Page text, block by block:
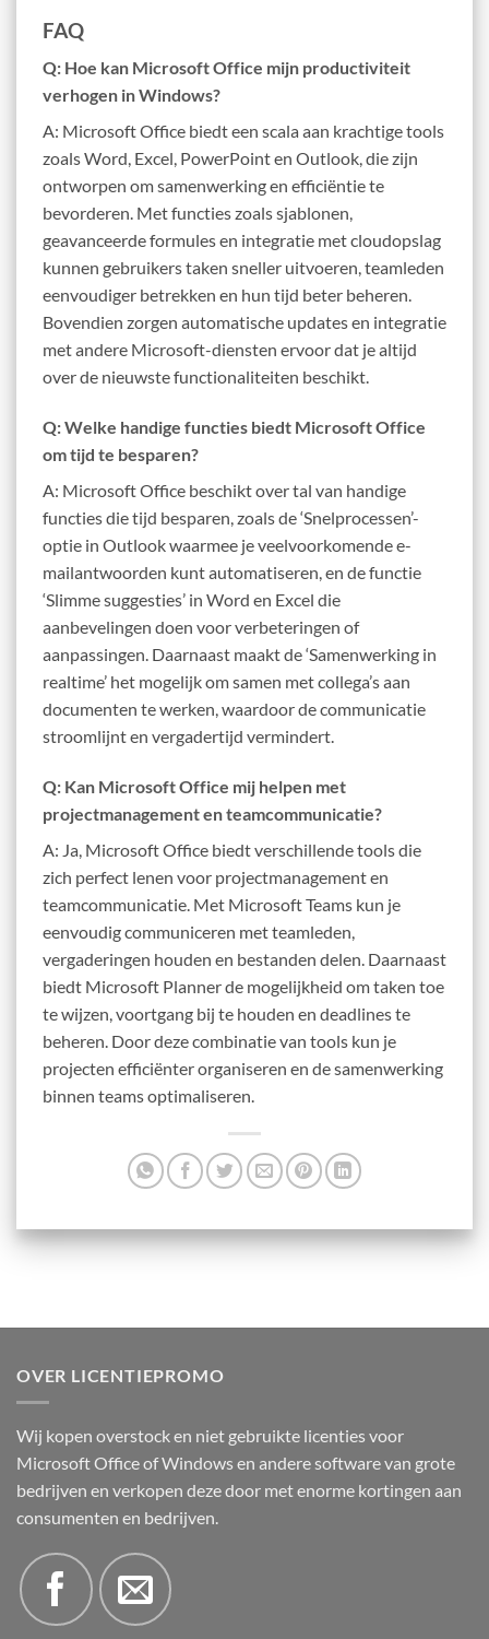
FAQ
Q: Hoe kan Microsoft Office mijn productiviteit
verhogen in Windows?
A: Microsoft Office biedt een scala aan krachtige tools
zoals Word, Excel, PowerPoint en Outlook, die zijn
ontworpen om samenwerking en efficiëntie te
bevorderen. Met functies zoals sjablonen,
geavanceerde formules en integratie met cloudopslag
kunnen gebruikers taken sneller uitvoeren, teamleden
eenvoudiger betrekken en hun tijd beter beheren.
Bovendien zorgen automatische updates en integratie
met andere Microsoft-diensten ervoor dat je altijd
over de nieuwste functionaliteiten beschikt.
Q: Welke handige functies biedt Microsoft Office
om tijd te besparen?
A: Microsoft Office beschikt over tal van handige
functies die tijd besparen, zoals de ‘Snelprocessen’-
optie in Outlook waarmee je veelvoorkomende e-
mailantwoorden kunt automatiseren, en de functie
‘Slimme suggesties’ in Word en Excel die
aanbevelingen doen voor verbeteringen of
aanpassingen. Daarnaast maakt de ‘Samenwerking in
realtime’ het mogelijk om samen met collega’s aan
documenten te werken, waardoor de communicatie
stroomlijnt en vergadertijd vermindert.
Q: Kan Microsoft Office mij helpen met
projectmanagement en teamcommunicatie?
A: Ja, Microsoft Office biedt verschillende tools die
zich perfect lenen voor projectmanagement en
teamcommunicatie. Met Microsoft Teams kun je
eenvoudig communiceren met teamleden,
vergaderingen houden en bestanden delen. Daarnaast
biedt Microsoft Planner de mogelijkheid om taken toe
te wijzen, voortgang bij te houden en deadlines te
beheren. Door deze combinatie van tools kun je
projecten efficiënter organiseren en de samenwerking
binnen teams optimaliseren.
OVER LICENTIEPROMO
Wij kopen overstock en niet gebruikte licenties voor
Microsoft Office of Windows en andere software van grote
bedrijven en verkopen deze door met enorme kortingen aan
consumenten en bedrijven.